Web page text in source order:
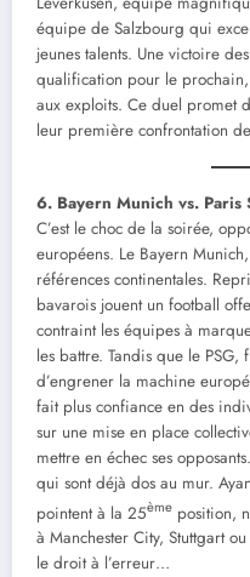
équipe de Salzbourg qui
jeunes talents. Une victoire
qualification pour le prochain,
aux exploits. Ce duel promet
leur première confrontation
6. Bayern Munich vs. Paris
C’est le choc de la soirée,
européens. Le Bayern
références continentales.
bavarois jouent un football
contraint les équipes à
les battre. Tandis que le
d’engrener la machine
fait plus confiance en des
sur une mise en place
mettre en échec ses
qui sont déjà dos au mur.
pointent à la 25ème position,
à Manchester City, Stuttgart
le droit à l’erreur…